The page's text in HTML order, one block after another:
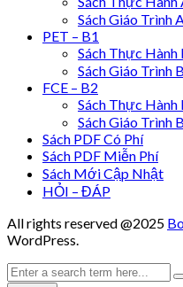
Sách Giáo Trình
PET – B1
Sách Thực Hành
Sách Giáo Trình
FCE – B2
Sách Thực Hành
Sách Giáo Trình
Sách PDF Có Phí
Sách PDF Miễn Phí
Sách Mới Cập Nhật
HỎI – ĐÁP
All rights reserved @2025
WordPress.